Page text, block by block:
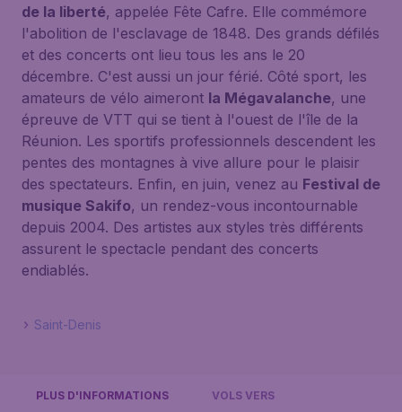
de la liberté, appelée Fête Cafre. Elle commémore
l'abolition de l'esclavage de 1848. Des grands défilés
et des concerts ont lieu tous les ans le 20
décembre. C'est aussi un jour férié. Côté sport, les
amateurs de vélo aimeront la Mégavalanche, une
épreuve de VTT qui se tient à l'ouest de l'île de la
Réunion. Les sportifs professionnels descendent les
pentes des montagnes à vive allure pour le plaisir
des spectateurs. Enfin, en juin, venez au Festival de
musique Sakifo, un rendez-vous incontournable
depuis 2004. Des artistes aux styles très différents
assurent le spectacle pendant des concerts
endiablés.
Saint-Denis
PLUS D'INFORMATIONS VOLS VERS